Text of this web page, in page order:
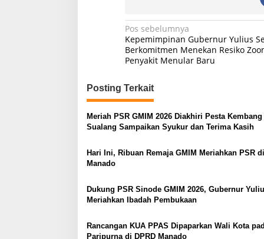
N
a
v
i
g
a
s
i
s
Pos sebelumnya
Kepemimpinan Gubernur Yulius
Berkomitmen Menekan Resiko
Penyakit Menular Baru
Posting Terkait
Meriah PSR GMIM 2026 Diakhiri Pesta
Sualang Sampaikan Syukur dan Terima Kasih
Hari Ini, Ribuan Remaja GMIM Meriahkan PSR di
Manado
Dukung PSR Sinode GMIM 2026, Gubernur
Meriahkan Ibadah Pembukaan
Rancangan KUA PPAS Dipaparkan Wali Kota
Paripurna di DPRD Manado